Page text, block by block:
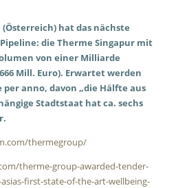
hat das nächste
die Therme Singapur mit
von einer Milliarde
Mill. Euro). Erwartet werden
per anno, davon „die Hälfte aus
Stadtstaat hat ca. sechs
thermegroup/
therme-group-awarded-tender-
first-state-of-the-art-wellbeing-